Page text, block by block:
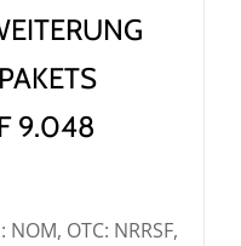
9.048
OTC: NRRSF,